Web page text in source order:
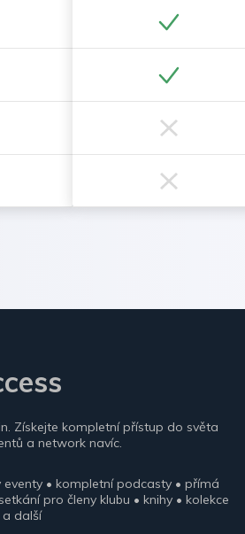
Získejte kompletní přístup do světa
a network navíc.
• kompletní podcasty • přímá
pro členy klubu • knihy • kolekce
a další